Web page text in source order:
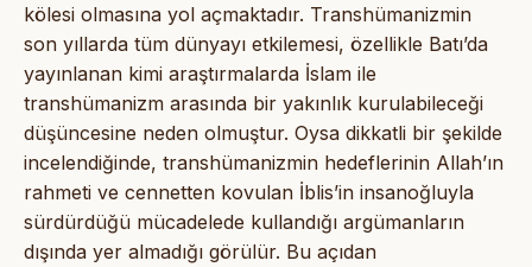
kölesi olmasına yol açmaktadır. Transhümanizmin
son yıllarda tüm dünyayı etkilemesi, özellikle Batı’da
yayınlanan kimi araştırmalarda İslam ile
transhümanizm arasında bir yakınlık kurulabileceği
düşüncesine neden olmuştur. Oysa dikkatli bir şekilde
incelendiğinde, transhümanizmin hedeflerinin Allah’ın
rahmeti ve cennetten kovulan İblis’in insanoğluyla
sürdürdüğü mücadelede kullandığı argümanların
dışında yer almadığı görülür. Bu açıdan